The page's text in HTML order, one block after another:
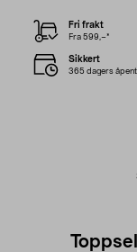
Fri frakt
Fra 599,–*
Sikkert
365 dagers